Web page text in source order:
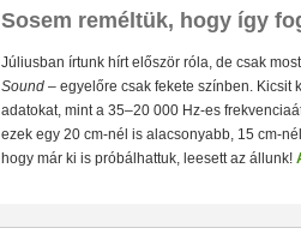
Hardver RAID-es külső
(HDD, SSD, M.2 SSD)
Windows, macOS, és
Sosem reméltük, hogy így
Júliusban írtunk hírt először róla, de csak
Sound – egyelőre csak fekete színben. Kicsit
adatokat, mint a 35–20 000 Hz-es
ezek egy 20 cm-nél is alacsonyabb, 15 cm-
hogy már ki is próbálhattuk, leesett az állunk!